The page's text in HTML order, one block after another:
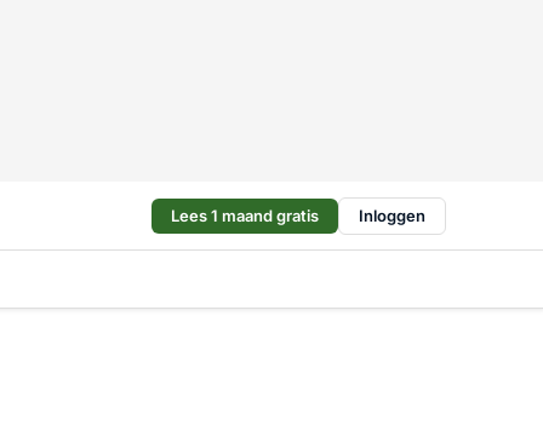
Lees 1 maand gratis Inloggen